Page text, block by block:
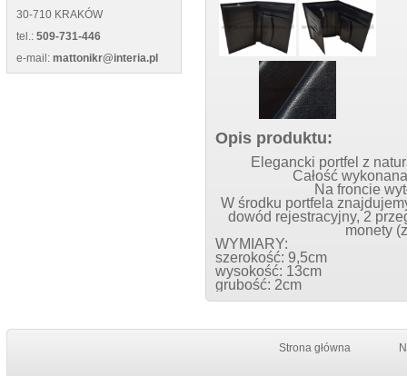
30-710 KRAKÓW
tel.: 509-731-446
e-mail: mattonikr@interia.pl
Opis produktu:
Elegancki portfel z
Całość
Na froncie
W środku portfela
dowód rejestracyjny, 2
monety
WYMIARY:
szerokość: 9,5cm
wysokość: 13cm
grubość: 2cm
Strona główna